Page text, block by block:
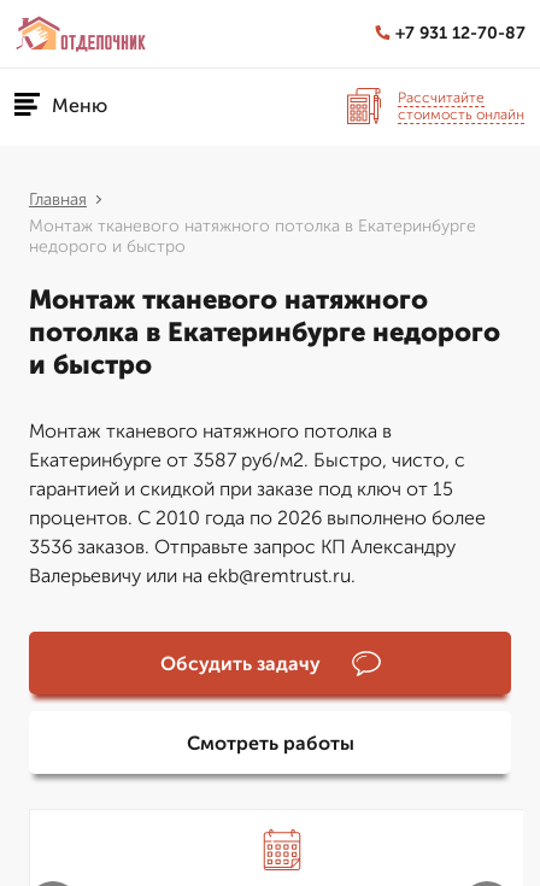
+7 931 12-70-87
Меню
Рассчитайте
стоимость онлайн
Главная
Монтаж тканевого натяжного потолка в Екатеринбурге
недорого и быстро
Монтаж тканевого натяжного
потолка в Екатеринбурге недорого
и быстро
Монтаж тканевого натяжного потолка в
Екатеринбурге от 3587 руб/м2. Быстро, чисто, с
гарантией и скидкой при заказе под ключ от 15
процентов. С 2010 года по 2026 выполнено более
3536 заказов. Отправьте запрос КП Александру
Валерьевичу или на ekb@remtrust.ru.
Обсудить задачу
Смотреть работы